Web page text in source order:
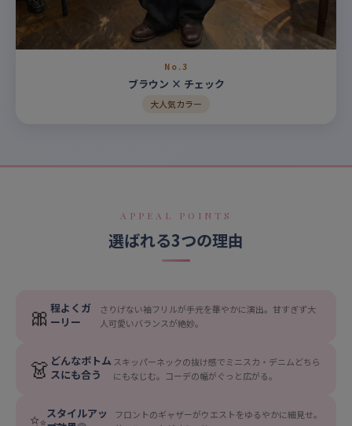
No.3
ブラウン × チェック
大人気カラー
APPEAL POINTS
選ばれる3つの理由
🎀 程よくガ
ーリー
さりげない袖フリルが手元を華やかに演出。甘すぎず大
人可愛いバランスが絶妙。
👗 どんなボトム
スにも合う
スキッパーネックの抜け感でミニスカ・デニムどちら
にもなじむ。コーデの幅がぐっと広がる。
スタイルアッ
フロントのギャザーがウエストをゆるやかに細見せ。